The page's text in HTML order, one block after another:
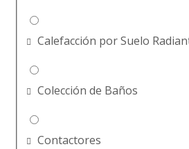
Calefacción por Suelo
Colección de Baños
Contactores